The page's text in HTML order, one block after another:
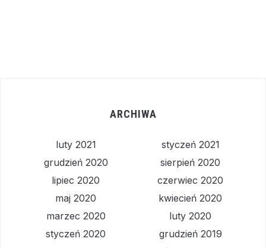
ARCHIWA
luty 2021
styczeń 2021
grudzień 2020
sierpień 2020
lipiec 2020
czerwiec 2020
maj 2020
kwiecień 2020
marzec 2020
luty 2020
styczeń 2020
grudzień 2019